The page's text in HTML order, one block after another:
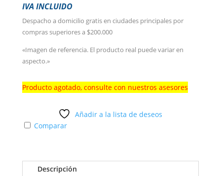
IVA INCLUIDO
Despacho a domicilio gratis en ciudades principales por
compras superiores a $200.000
«Imagen de referencia. El producto real puede variar en
aspecto.»
Producto agotado, consulte con nuestros asesores
Añadir a la lista de deseos
Comparar
Descripción